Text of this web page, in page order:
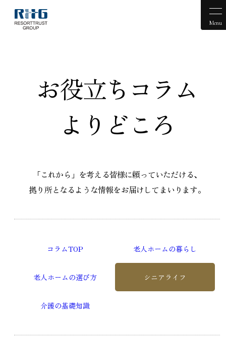
Menu
お役立ちコラム
よりどころ
「これから」を考える皆様に頼っていただける、
拠り所となるような情報をお届けしてまいります。
コラムTOP 老人ホームの暮らし
老人ホームの選び方 シニアライフ
介護の基礎知識